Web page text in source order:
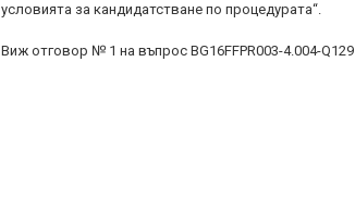
условията за кандидатстване по процедурата“.
Виж отговор № 1 на въпрос BG16FFPR003-4.004-Q129